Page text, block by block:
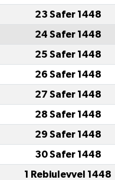
23 Safer 1448
24 Safer 1448
25 Safer 1448
26 Safer 1448
27 Safer 1448
28 Safer 1448
29 Safer 1448
30 Safer 1448
1 Rebiulevvel 1448